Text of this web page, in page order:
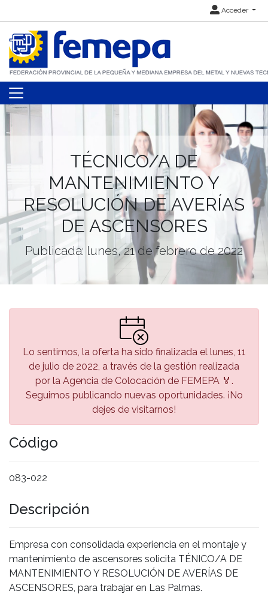
Acceder
TÉCNICO/A DE
MANTENIMIENTO Y
RESOLUCIÓN DE AVERÍAS
DE ASCENSORES
Publicada: lunes, 21 de febrero de 2022
Lo sentimos, la oferta ha sido finalizada el lunes, 11
de julio de 2022, a través de la gestión realizada
por la Agencia de Colocación de FEMEPA 🏅.
Seguimos publicando nuevas oportunidades. ¡No
dejes de visitarnos!
Código
083-022
Descripción
Empresa con consolidada experiencia en el montaje y
mantenimiento de ascensores solicita TÉNICO/A DE
MANTENIMIENTO Y RESOLUCIÓN DE AVERÍAS DE
ASCENSORES, para trabajar en Las Palmas.